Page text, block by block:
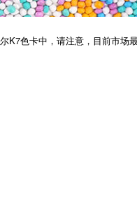
色卡中，请注意，目前市场